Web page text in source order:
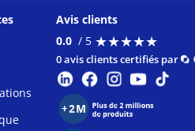
Avis clients
0.0 / 5 ★★★★★
★★★★★
0 avis clients certifiés par